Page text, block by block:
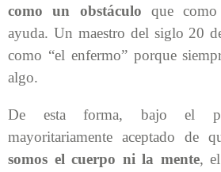
como un obstáculo que
ayuda. Un maestro del siglo 20
como “el enfermo” porque
algo.
De esta forma, bajo el
mayoritariamente aceptado de
somos el cuerpo ni la mente,